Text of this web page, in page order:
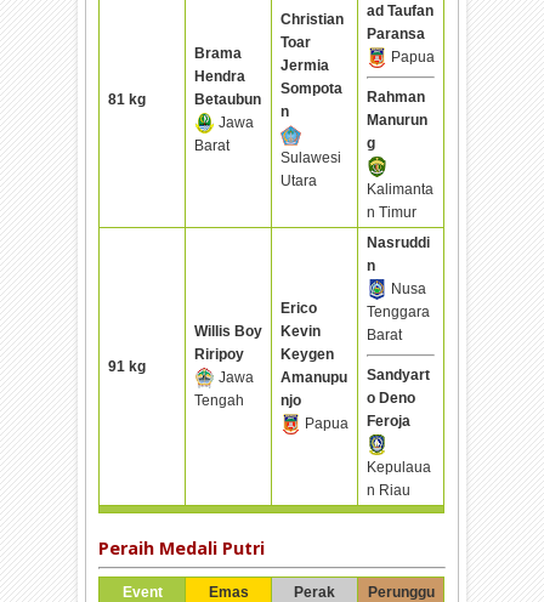
81 kg
Brama
Hendra
Betaubun
Jawa
Barat
Christian
Toar
Jermia
Sompota
n
Sulawesi
Utara
ad Taufan
Paransa
Papua
Rahman
Manurun
g
Kalimanta
n Timur
91 kg
Willis Boy
Riripoy
Jawa
Tengah
Erico
Kevin
Keygen
Amanupu
njo
Papua
Nasruddi
n
Nusa
Tenggara
Barat
Sandyart
o Deno
Feroja
Kepulaua
n Riau
Peraih Medali Putri
Event Emas Perak Perunggu